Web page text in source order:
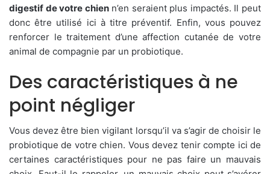
digestif de votre chienn’en seraient plus impactés. Il peut
donc être utilisé ici à titre préventif. Enfin, vous pouvez
renforcer le traitement d’une affection cutanée de votre
animal de compagnie par un probiotique.
Des caractéristiques à ne
point négliger
Vous devez être bien vigilant lorsqu’il va s’agir de choisir le
probiotique de votre chien. Vous devez tenir compte ici de
certaines caractéristiques pour ne pas faire un mauvais